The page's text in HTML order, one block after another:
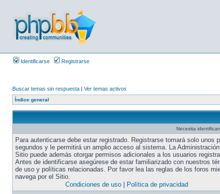
Identificarse Registrarse
Buscar temas sin respuesta | Ver temas activos
Índice general
Necesita
Para autenticarse debe estar registrado. Registrarse tomará solo unos
segundos y le permitirá un amplio acceso al sistema. La
Sitio puede además otorgar permisos adicionales a los usuarios
Antes de identificarse asegúrese de estar familiarizado con nuestros
de uso y políticas relacionadas. Por favor lea las reglas de los foros
navega por el Sitio.
Condiciones de uso| Política de privacidad